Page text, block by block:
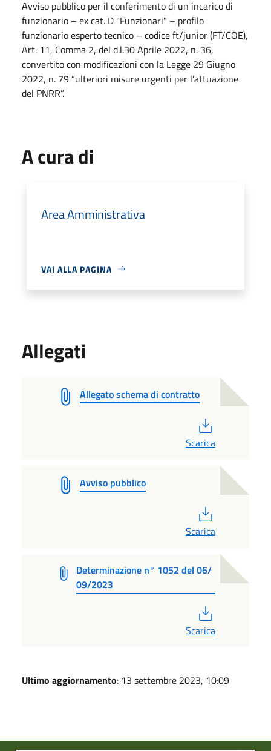
Avviso pubblico per il conferimento di un incarico di
funzionario – ex cat. D "Funzionari" – profilo
funzionario esperto tecnico – codice ft/junior (FT/COE),
Art. 11, Comma 2, del d.l.30 Aprile 2022, n. 36,
convertito con modificazioni con la Legge 29 Giugno
2022, n. 79 “ulteriori misure urgenti per l’attuazione
del PNRR”.
A cura di
Area Amministrativa
VAI ALLA PAGINA
Allegati
Allegato schema di contratto
Scarica
Avviso pubblico
Scarica
Determinazione n° 1052 del 06/
09/2023
Scarica
Ultimo aggiornamento: 13 settembre 2023, 10:09